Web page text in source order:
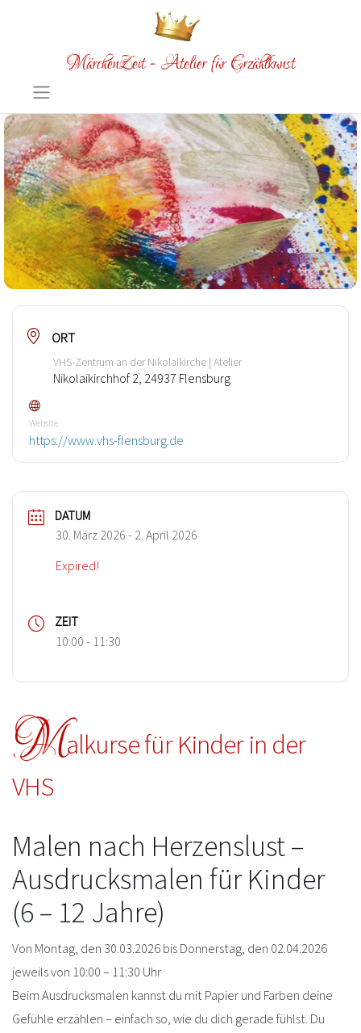
MärchenZeit - Atelier für Erzählkunst
ORT
VHS-Zentrum an der Nikolaikirche | Atelier
Nikolaikirchhof 2, 24937 Flensburg
Website
https://www.vhs-flensburg.de
DATUM
30. März 2026 - 2. April 2026
Expired!
ZEIT
10:00 - 11:30
Malkurse für Kinder in der
VHS
Malen nach Herzenslust –
Ausdrucksmalen für Kinder
(6 – 12 Jahre)
Von Montag, den 30.03.2026 bis Donnerstag, den 02.04.2026
jeweils von 10:00 – 11:30 Uhr
Beim Ausdrucksmalen kannst du mit Papier und Farben deine
Gefühle erzählen – einfach so, wie du dich gerade fühlst. Du